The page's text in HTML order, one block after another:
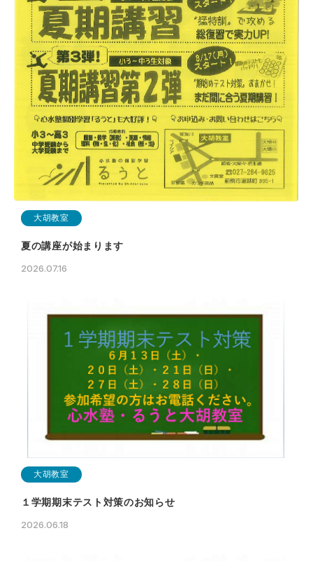
大胡教室
夏の講座が始まります
2026.07.16
大胡教室
１学期期末テスト対策のお知らせ
2026.06.18